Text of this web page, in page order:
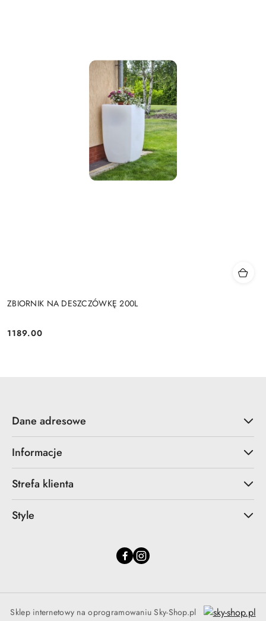
ZBIORNIK NA DESZCZÓWKĘ 200L
Cena:
1189.00
Dane adresowe
Informacje
Strefa klienta
Style
Sklep internetowy na oprogramowaniu Sky-Shop.pl